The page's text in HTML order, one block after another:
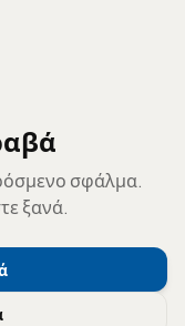
σφάλμα.
ξανά.